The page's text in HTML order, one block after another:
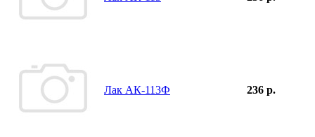
Лак АК-113Ф 236 р.